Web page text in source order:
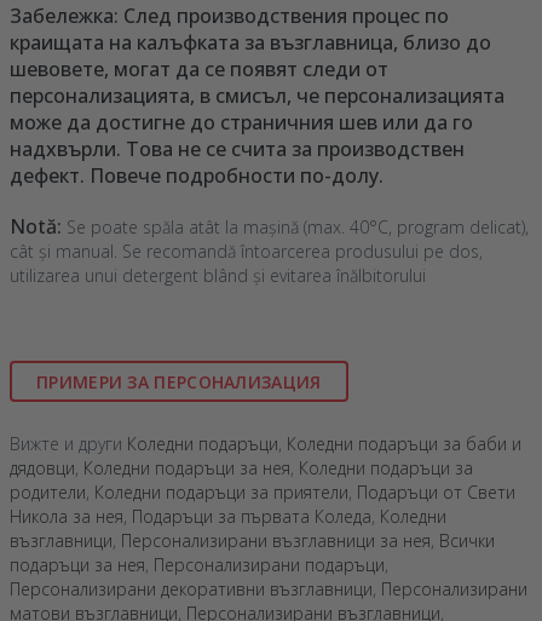
Забележка: След производствения процес по
краищата на калъфката за възглавница, близо до
шевовете, могат да се появят следи от
персонализацията, в смисъл, че персонализацията
може да достигне до страничния шев или да го
надхвърли. Това не се счита за производствен
дефект. Повече подробности по-долу.
Notă: Se poate spăla atât la mașină (max. 40°C, program delicat),
cât și manual. Se recomandă întoarcerea produsului pe dos,
utilizarea unui detergent blând și evitarea înălbitorului
ПРИМЕРИ ЗА ПЕРСОНАЛИЗАЦИЯ
Вижте и други Коледни подаръци, Коледни подаръци за баби и
дядовци, Коледни подаръци за нея, Коледни подаръци за
родители, Коледни подаръци за приятели, Подаръци от Свети
Никола за нея, Подаръци за първата Коледа, Коледни
възглавници, Персонализирани възглавници за нея, Всички
подаръци за нея, Персонализирани подаръци,
Персонализирани декоративни възглавници, Персонализирани
матови възглавници, Персонализирани възглавници,